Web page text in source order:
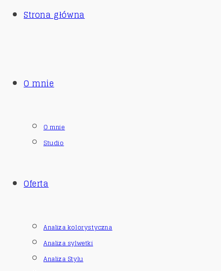
Strona główna
O mnie
O mnie
Studio
Oferta
Analiza kolorystyczna
Analiza sylwetki
Analiza Stylu